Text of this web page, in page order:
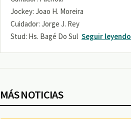
Jockey: Joao H. Moreira
Cuidador: Jorge J. Rey
Stud: Hs. Bagé Do Sul Seguir leyendo
MÁS NOTICIAS